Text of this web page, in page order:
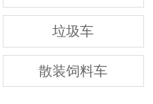
垃圾车
散装饲料车